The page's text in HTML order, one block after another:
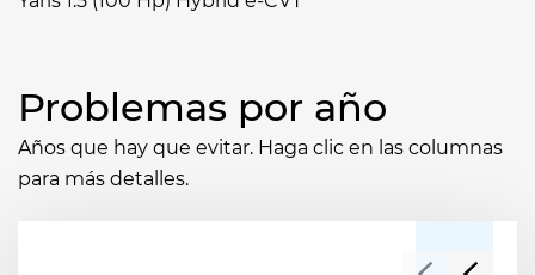
Problemas por año
Años que hay que evitar. Haga clic en las columnas
para más detalles.